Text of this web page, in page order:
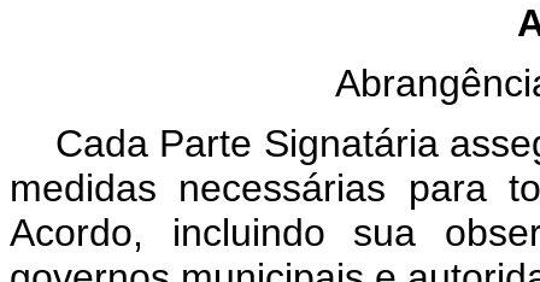
Cada Parte Signatária
medidas necessárias para
Acordo, incluindo sua